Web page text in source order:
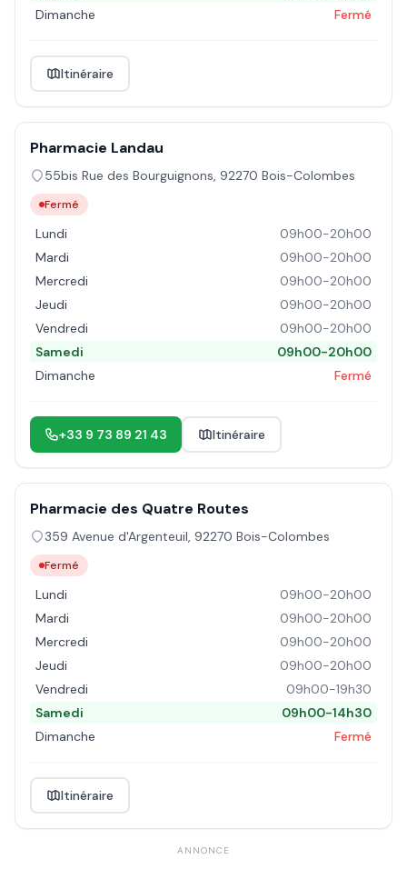
Dimanche
Fermé
Itinéraire
Pharmacie Landau
55bis Rue des Bourguignons, 92270 Bois-Colombes
Fermé
Lundi
09h00-20h00
Mardi
09h00-20h00
Mercredi
09h00-20h00
Jeudi
09h00-20h00
Vendredi
09h00-20h00
Samedi
09h00-20h00
Dimanche
Fermé
+33 9 73 89 21 43 Itinéraire
Pharmacie des Quatre Routes
359 Avenue d'Argenteuil, 92270 Bois-Colombes
Fermé
Lundi
09h00-20h00
Mardi
09h00-20h00
Mercredi
09h00-20h00
Jeudi
09h00-20h00
Vendredi
09h00-19h30
Samedi
09h00-14h30
Dimanche
Fermé
Itinéraire
ANNONCE